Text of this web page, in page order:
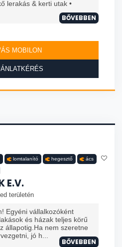
lerakás & kerti utak •
BŐVEBBEN
MOBILON
lomtalanító hegesztő ács
E.V.
területén
Egyéni vállalkozóként
és házak teljes körű
állapotig.Ha nem szeretne
jó h...
BŐVEBBEN